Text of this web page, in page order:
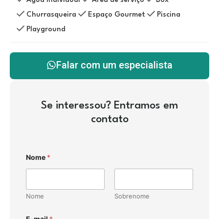
Churrasqueira
Espaço Gourmet
Piscina
Playground
Falar com um especialista
Se interessou? Entramos em
contato
Nome *
Nome Sobrenome